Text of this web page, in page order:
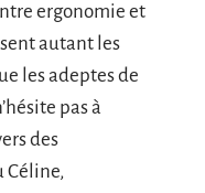
ergonomie et
autant les
les adeptes de
pas à
des
Céline,